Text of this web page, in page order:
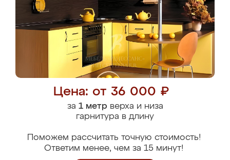
Цена: от 36 000 ₽
за 1 метрверха и низа
гарнитура в длину
Поможем рассчитать точную стоимость!
Ответим менее, чем за 15 минут!